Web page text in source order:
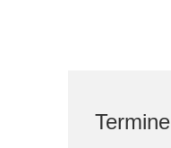
Termine